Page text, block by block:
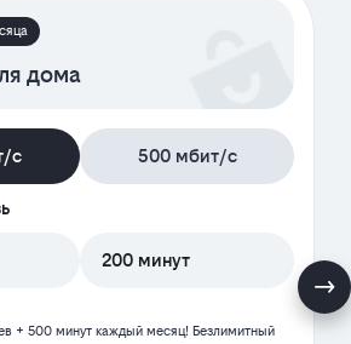
дома
с 500 мбит/с
200 минут
+ 500 минут каждый месяц! Безлимитный